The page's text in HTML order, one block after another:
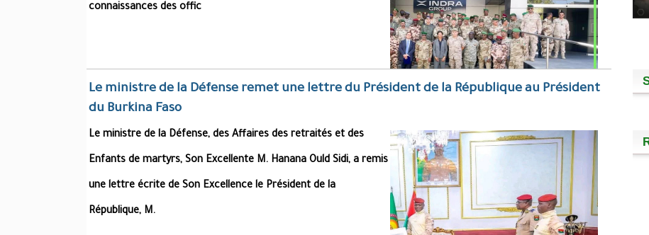
connaissances des offic
Le ministre de la Défense remet une lettre du Président de la République au Président
du Burkina Faso
Le ministre de la Défense, des Affaires des retraités et des
Enfants de martyrs, Son Excellente M. Hanana Ould Sidi, a remis
une lettre écrite de Son Excellence le Président de la
République, M.